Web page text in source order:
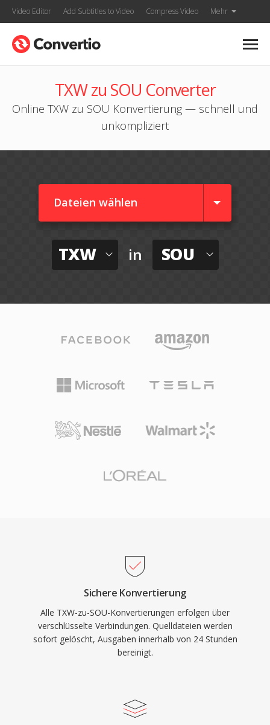
Video Editor Add Subtitles to Video Compress Video Mehr
TXW zu SOU Converter
Online TXW zu SOU Konvertierung — schnell und
unkompliziert
Dateien wählen
TXW in SOU
Sichere Konvertierung
Alle TXW-zu-SOU-Konvertierungen erfolgen über
verschlüsselte Verbindungen. Quelldateien werden
sofort gelöscht, Ausgaben innerhalb von 24 Stunden
bereinigt.